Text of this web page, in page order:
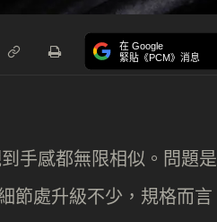
在 Google
緊貼《PCM》消息
手感都無限相似。問題是
節處升級不少，規格而言